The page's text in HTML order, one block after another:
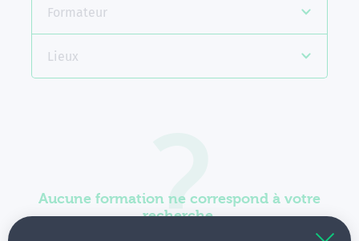
Formateur
Lieux
Aucune formation ne correspond à votre
recherche.